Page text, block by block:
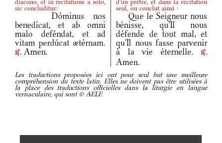
diacono, et in recitatione a solo,
sic concluditur:
d'un prêtre, et dans la récitation
seul, on conclut ainsi :
Dóminus nos
benedícat, et ab omni
malo deféndat, et ad
vitam perdúcat ætérnam.
r. Amen.
Que le Seigneur nous
bénisse, qu'Il nous
défende de tout mal, et
qu'Il nous fasse parvenir
à la vie éternelle.
r.
Amen.
Les traductions proposées ici ont pour seul but une meilleure
compréhension du texte latin. Elles ne doivent pas être utilisées à
la place des traductions officielles dans la liturgie en langue
vernaculaire, qui sont © AELF.